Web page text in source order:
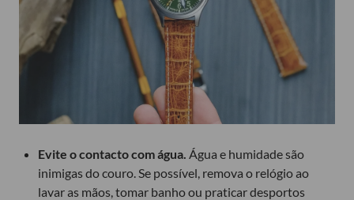
Evite o contacto com água. Água e humidade são
inimigas do couro. Se possível, remova o relógio ao
lavar as mãos, tomar banho ou praticar desportos